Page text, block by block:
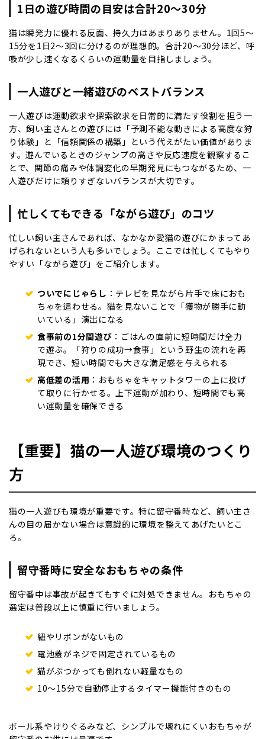
1日の遊び時間の目安は合計20〜30分
猫は瞬発力に優れる反面、持久力はあまりありません。1回5〜
15分を1日2〜3回に分けるのが理想的。合計20〜30分ほど、呼
吸が少し速くなるくらいの運動量を目指しましょう。
一人遊びと一緒遊びのベストバランス
一人遊びは運動欲求や探索欲求を日常的に満たす役割を担う一
方、飼い主さんとの遊びには「予測不能な動きによる高度な狩
り体験」と「信頼関係の構築」という代えがたい価値がありま
す。遊んでいるときのジャンプの高さや反応速度を観察するこ
とで、関節の痛みや体調変化の早期発見にもつながるため、一
人遊びだけに頼りすぎないバランスが大切です。
忙しくてもできる「ながら遊び」のコツ
忙しい飼い主さんであれば、なかなか愛猫の遊びにかまってあ
げられないという人も多いでしょう。ここでは忙しくてもやり
やすい「ながら遊び」をご紹介します。
ついでにじゃらし ：テレビを見ながら片手で床におも
ちゃを這わせる。猫を見ないことで「獲物が勝手に動
いている」演出になる
食事前の1分間遊び ：ごはんの直前に短時間だけ全力
で遊ぶ。「狩りの成功→食事」という野生の流れを再
現でき、短い時間でも大きな満足感を与えられる
高低差の活用 ：おもちゃをキャットタワーの上に投げ
て取りに行かせる。上下運動が加わり、短時間でも高
い運動量を確保できる
【重要】猫の一人遊び環境のつくり
方
猫の一人遊びも環境が重要です。特に留守番時など、飼い主さ
んの目の届かない場合は意識的に環境を整えてあげたいとこ
ろ。
留守番時に安全なおもちゃの条件
留守番中は事故が起きてもすぐに対処できません。おもちゃの
選定は普段以上に慎重に行いましょう。
紐やリボンがないもの
電池蓋がネジで固定されているもの
猫がぶつかっても倒れない軽量なもの
10〜15分で自動停止するタイマー機能付きのもの
ボール系やけりぐるみなど、シンプルで壊れにくいおもちゃが